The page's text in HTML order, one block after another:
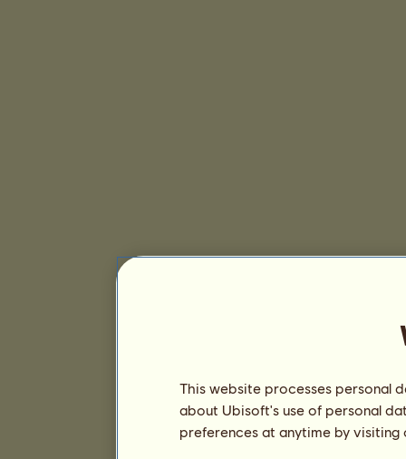
This website processes personal
about Ubisoft's use of personal
preferences at anytime by